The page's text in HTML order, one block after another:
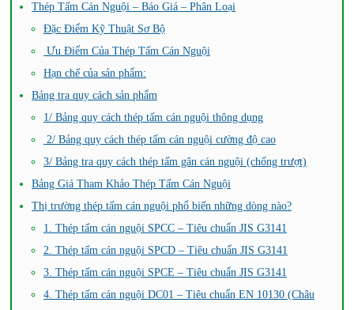
Thép Tấm Cán Nguội – Báo Giá – Phân Loại
Đặc Điểm Kỹ Thuật Sơ Bộ
Ưu Điểm Của Thép Tấm Cán Nguội
Hạn chế của sản phẩm:
Bảng tra quy cách sản phẩm
1/ Bảng quy cách thép tấm cán nguội thông dụng
2/ Bảng quy cách thép tấm cán nguội cường độ cao
3/ Bảng tra quy cách thép tấm gân cán nguội (chống trượt)
Bảng Giá Tham Khảo Thép Tấm Cán Nguội
Thị trường thép tấm cán nguội phổ biến những dòng nào?
1. Thép tấm cán nguội SPCC – Tiêu chuẩn JIS G3141
2. Thép tấm cán nguội SPCD – Tiêu chuẩn JIS G3141
3. Thép tấm cán nguội SPCE – Tiêu chuẩn JIS G3141
4. Thép tấm cán nguội DC01 – Tiêu chuẩn EN 10130 (Châu